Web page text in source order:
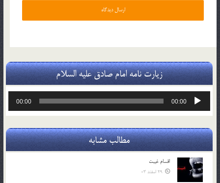
زیارت نامه امام صادق علیه السلام
پخش‌کننده
00:00
00:00
مطالب مشابه
اقسام غيبت
29 اسفند 03